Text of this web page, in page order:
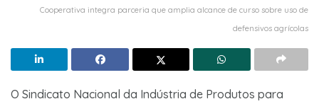
Cooperativa integra parceria que amplia alcance de curso sobre uso de
defensivos agrícolas
O Sindicato Nacional da Indústria de Produtos para